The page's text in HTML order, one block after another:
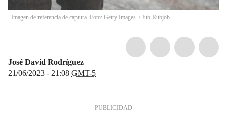
Imagen de referencia de captura. Foto: Getty Images. / Jub Rubjob
José David Rodríguez
21/06/2023 - 21:08 GMT-5